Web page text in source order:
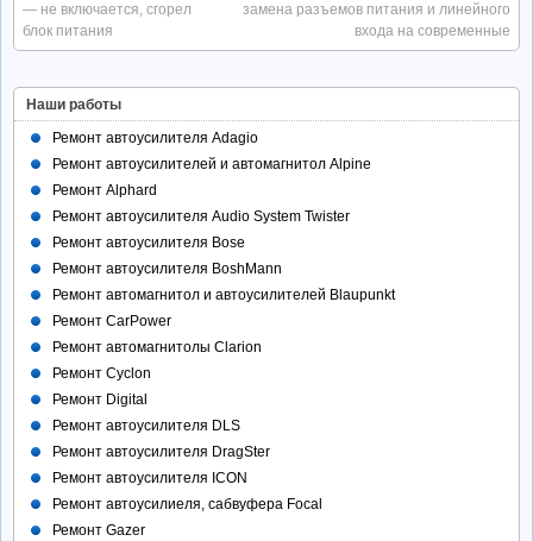
— не включается, сгорел
блок питания
замена разъемов питания и линейного
входа на современные
Наши работы
Ремонт автоусилителя Adagio
Ремонт автоусилителей и автомагнитол Alpine
Ремонт Alphard
Ремонт автоусилителя Audio System Twister
Ремонт автоусилителя Bose
Ремонт автоусилителя BoshMann
Ремонт автомагнитол и автоусилителей Blaupunkt
Ремонт CarPower
Ремонт автомагнитолы Clarion
Ремонт Cyclon
Ремонт Digital
Ремонт автоусилителя DLS
Ремонт автоусилителя DragSter
Ремонт автоусилителя ICON
Ремонт автоусилиеля, сабвуфера Focal
Ремонт Gazer